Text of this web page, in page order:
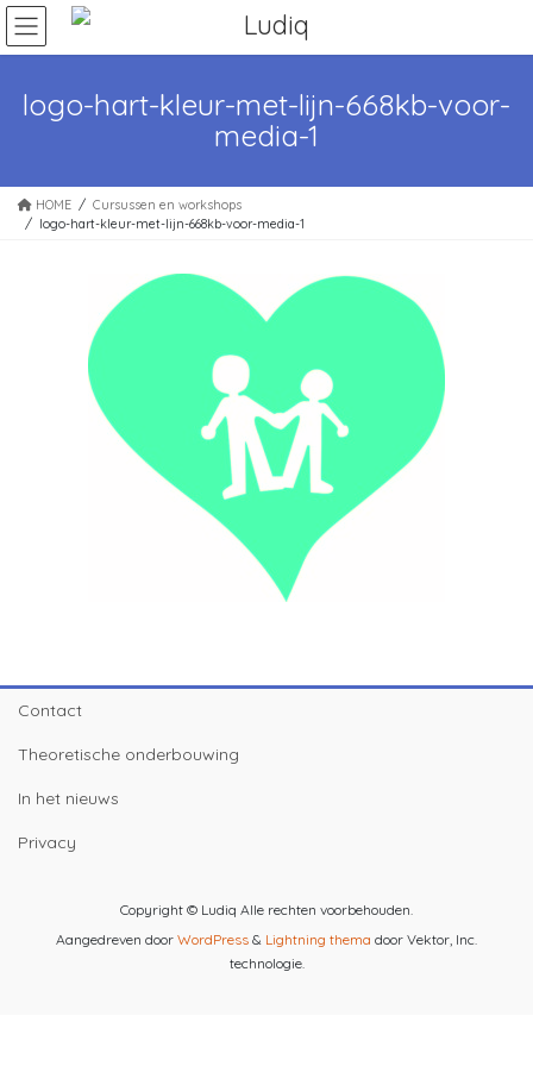
Ga
naar
de
Ga
naar
de
logo-hart-kleur-met-lijn-668kb-voor-
media-1
HOME
Cursussen en workshops
logo-hart-kleur-met-lijn-668kb-voor-media-1
Contact
Theoretische onderbouwing
In het nieuws
Privacy
Copyright © Ludiq Alle rechten voorbehouden.
Aangedreven door WordPress & Lightning thema door Vektor, Inc.
technologie.